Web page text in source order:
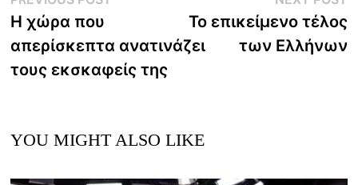
navigation
Η χώρα που
απερίσκεπτα ανατινάζει
τους εκσκαφείς της
Το επικείμενο τέλος
των Ελλήνων
YOU MIGHT ALSO LIKE